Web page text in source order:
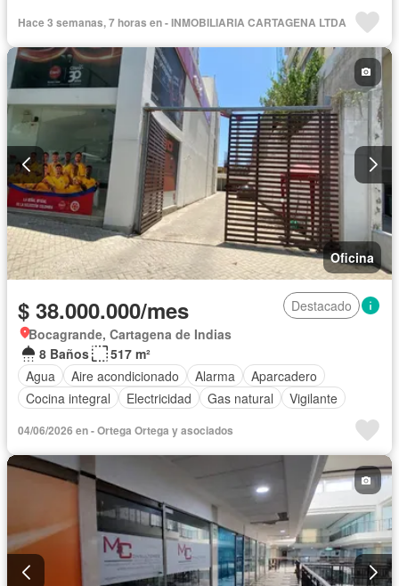
Hace 3 semanas, 7 horas en - INMOBILIARIA CARTAGENA LTDA
Oficina
$ 38.000.000/mes
Destacado
Bocagrande, Cartagena de Indias
8 Baños
517 m²
Agua
Aire acondicionado Alarma
Aparcadero
Cocina integral
Electricidad Gas natural Vigilante
04/06/2026 en - Ortega Ortega y asociados